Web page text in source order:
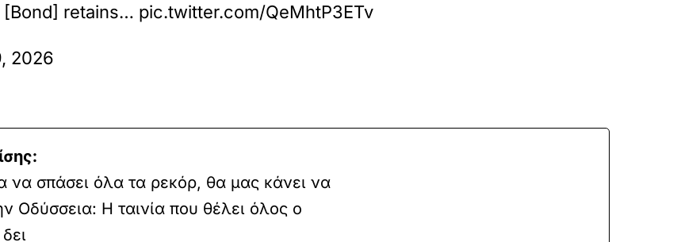
retains… pic.twitter.com/QeMhtP3ETv
2026
να σπάσει όλα τα ρεκόρ, θα μας κάνει να
Οδύσσεια: Η ταινία που θέλει όλος ο